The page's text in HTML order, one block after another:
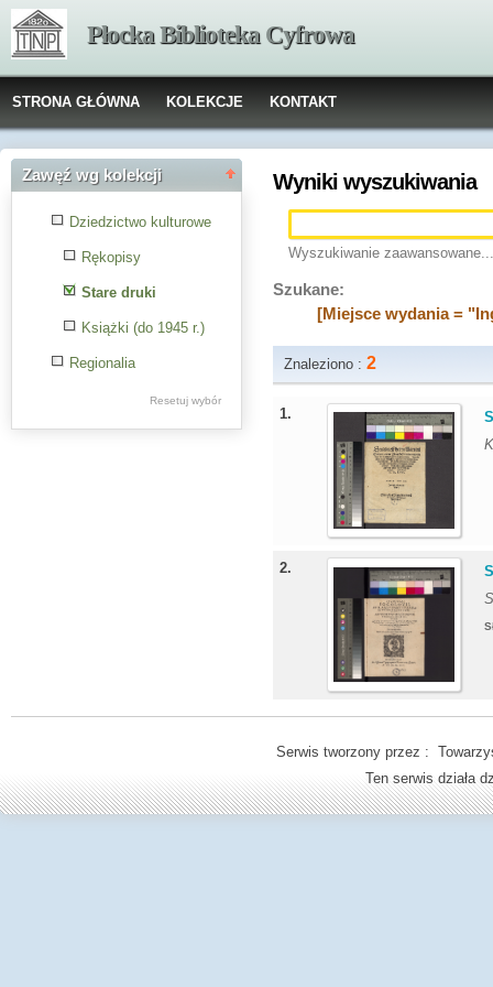
Płocka Biblioteka Cyfrowa
STRONA GŁÓWNA KOLEKCJE KONTAKT
Zawęź wg kolekcji
Dziedzictwo kulturowe
Rękopisy
Stare druki
Książki (do 1945 r.)
Regionalia
Resetuj wybór
Wyniki wyszukiwania
Wyszukiwanie zaawansowane...
Szukane:
[Miejsce wydania =
Znaleziono :2
1.
2.
Serwis tworzony przez :
Ten serwis działa